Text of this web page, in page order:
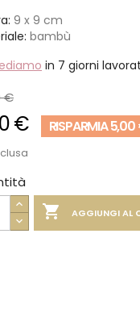
9 x 9 cm
bambù
in 7 giorni
€
€ RISPARMIA
 AGGIUNGI AL